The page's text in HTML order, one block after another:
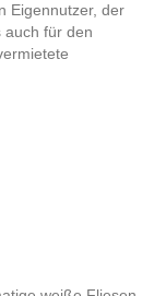
Eigennutzer, der
auch für den